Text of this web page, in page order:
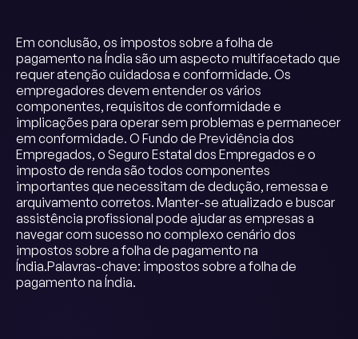
Em conclusão, os impostos sobre a folha de
pagamento na Índia são um aspecto multifacetado que
requer atenção cuidadosa e conformidade. Os
empregadores devem entender os vários
componentes, requisitos de conformidade e
implicações para operar sem problemas e permanecer
em conformidade. O Fundo de Previdência dos
Empregados, o Seguro Estatal dos Empregados e o
imposto de renda são todos componentes
importantes que necessitam de dedução, remessa e
arquivamento corretos. Manter-se atualizado e buscar
assistência profissional pode ajudar as empresas a
navegar com sucesso no complexo cenário dos
impostos sobre a folha de pagamento na
Índia.Palavras-chave: impostos sobre a folha de
pagamento na Índia.